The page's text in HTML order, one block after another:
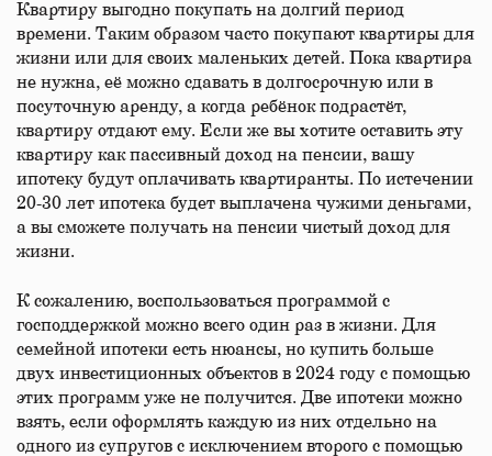
Квартиру выгодно покупать на долгий период
времени. Таким образом часто покупают квартиры для
жизни или для своих маленьких детей. Пока квартира
не нужна, её можно сдавать в долгосрочную или в
посуточную аренду, а когда ребёнок подрастёт,
квартиру отдают ему. Если же вы хотите оставить эту
квартиру как пассивный доход на пенсии, вашу
ипотеку будут оплачивать квартиранты. По истечении
20-30 лет ипотека будет выплачена чужими деньгами,
а вы сможете получать на пенсии чистый доход для
жизни.
К сожалению, воспользоваться программой с
господдержкой можно всего один раз в жизни. Для
семейной ипотеки есть нюансы, но купить больше
двух инвестиционных объектов в 2024 году с помощью
этих программ уже не получится. Две ипотеки можно
взять, если оформлять каждую из них отдельно на
одного из супругов с исключением второго с помощью